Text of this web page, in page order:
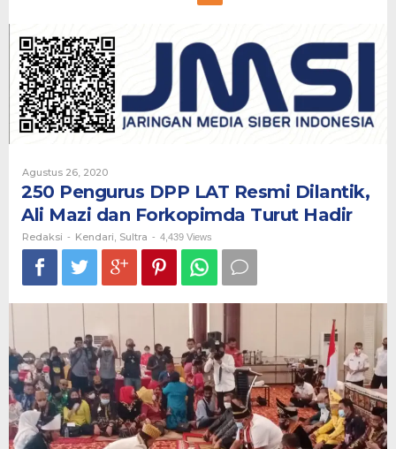
Resmi
Dilantik,
Ali
Mazi
dan
Forkopimda
Agustus 26, 2020Oleh
250 Pengurus DPP LAT Resmi Dilantik,
Ali Mazi dan Forkopimda Turut Hadir
Redaksi - Kendari Sultra - 4,439 Views